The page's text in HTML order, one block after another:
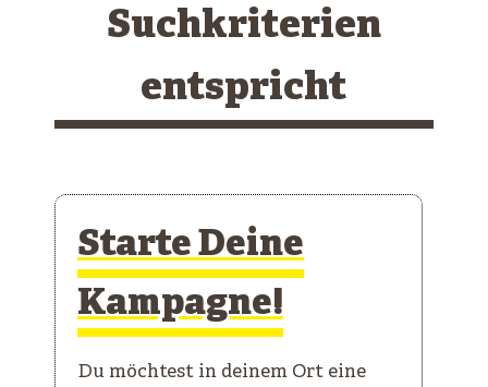
Suchkriterien
entspricht
Starte Deine
Kampagne!
Du möchtest in deinem Ort eine